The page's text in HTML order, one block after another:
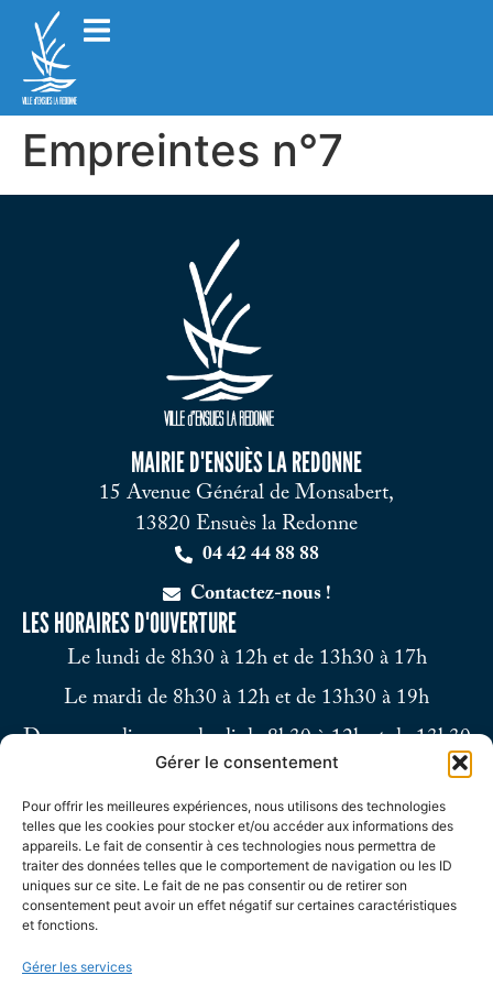
Gérer le consentement
Pour offrir les meilleures expériences, nous utilisons des technologies
telles que les cookies pour stocker et/ou accéder aux informations des
appareils. Le fait de consentir à ces technologies nous permettra de
traiter des données telles que le comportement de navigation ou les ID
uniques sur ce site. Le fait de ne pas consentir ou de retirer son
consentement peut avoir un effet négatif sur certaines caractéristiques
et fonctions.
Gérer les services
Empreintes n°7
MAIRIE D'ENSUÈS LA REDONNE
15 Avenue Général de Monsabert,
13820 Ensuès la Redonne
04 42 44 88 88
Contactez-nous !
LES HORAIRES D'OUVERTURE
Le lundi de 8h30 à 12h et de 13h30 à 17h
Le mardi de 8h30 à 12h et de 13h30 à 19h
Du mercredi au vendredi de 8h30 à 12h et de 13h30
Le samedi de 9h à 12h